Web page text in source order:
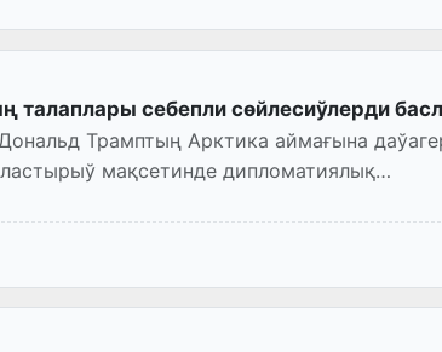
себепли сөйлесиўлерди
Трамптың Арктика аймағына
мақсетинде дипломатиялық